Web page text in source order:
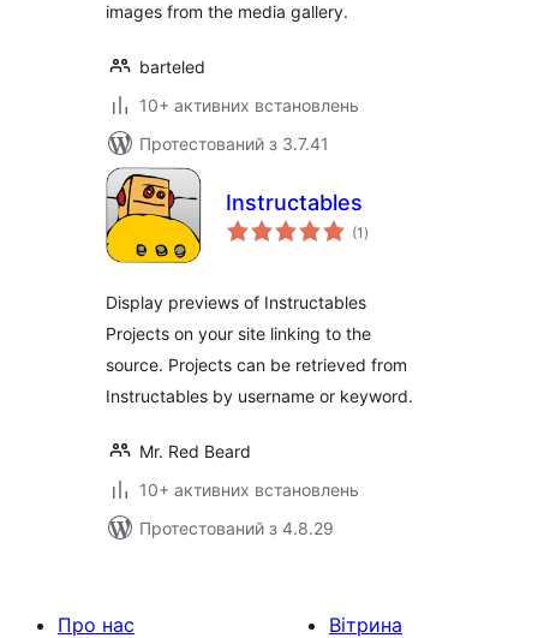
images from the media gallery.
barteled
10+ активних встановлень
Протестований з 3.7.41
Instructables
(1 загальний
рейтинг
)
Display previews of Instructables
Projects on your site linking to the
source. Projects can be retrieved from
Instructables by username or keyword.
Mr. Red Beard
10+ активних встановлень
Протестований з 4.8.29
Про нас
Вітрина